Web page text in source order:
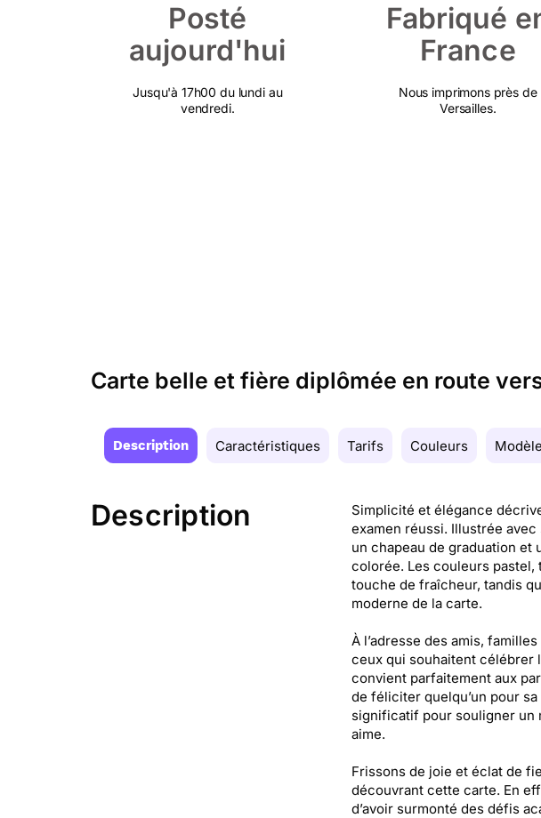
Posté
aujourd'hui
Jusqu'à 17h00 du lundi au
vendredi.
Fabriqué
France
Nous imprimons près de
Versailles.
Carte belle et fière diplômée en route
Description Caractéristiques Tarifs Couleurs
Description
Simplicité et élégance
examen réussi. Illustrée
un chapeau de graduation
colorée. Les couleurs pastel,
touche de fraîcheur, tandis
moderne de la carte.
À l’adresse des amis,
ceux qui souhaitent célébrer
convient parfaitement aux
de féliciter quelqu’un pour
significatif pour souligner un
aime.
Frissons de joie et éclat de
découvrant cette carte. En
d’avoir surmonté des défis